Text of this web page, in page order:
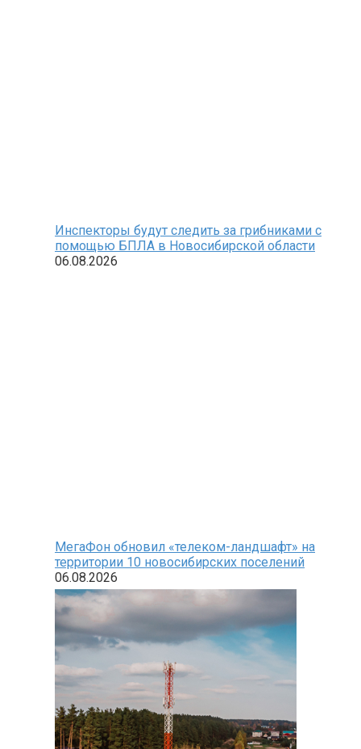
Инспекторы будут следить за грибниками с
помощью БПЛА в Новосибирской области
06.08.2026
МегаФон обновил «телеком-ландшафт» на
территории 10 новосибирских поселений
06.08.2026